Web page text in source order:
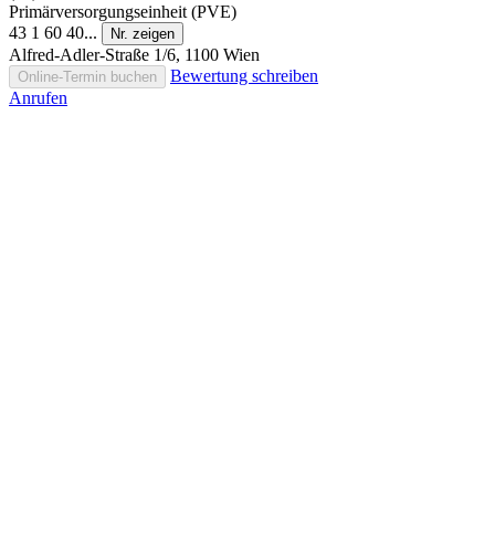
Primärversorgungseinheit (PVE)
43 1 60 40...
Nr. zeigen
Alfred-Adler-Straße 1/6, 1100 Wien
Online-Termin buchen
Bewertung schreiben
Anrufen